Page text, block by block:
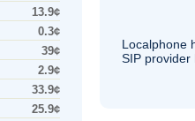
13.9¢
0.3¢
39¢
2.9¢
33.9¢
25.9¢
Localphone
SIP provider